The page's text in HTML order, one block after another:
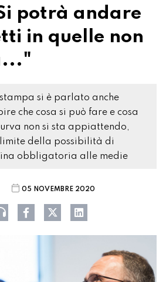
potrà andare
in quelle non
si è parlato anche
che cosa si può fare e cosa
non si sta appiattendo,
della possibilità di
obbligatoria alle medie
05 NOVEMBRE 2020